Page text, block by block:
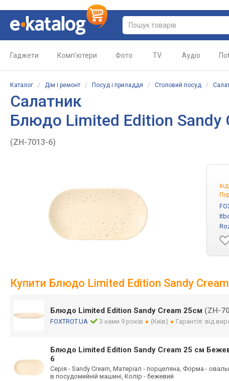
Гаджети Комп'ютери Фото TV Аудіо
Каталог / Дім і ремонт / Посуд і приладдя / Столовий посуд /
Салатник
Блюдо Limited Edition Sandy
(ZH-7013-6)
від
Купити Блюдо Limited Edition Sandy
Блюдо Limited Edition Sandy Cream 25см (ZH-
FOXTROT.UA З нами 9 років (Київ) Гарантія: від
Блюдо Limited Edition Sandy Cream 25 см
6
Серія - Sandy Cream, Матеріал - порцеляна, Форма -
в посудомийній машині, Колір - бежевий